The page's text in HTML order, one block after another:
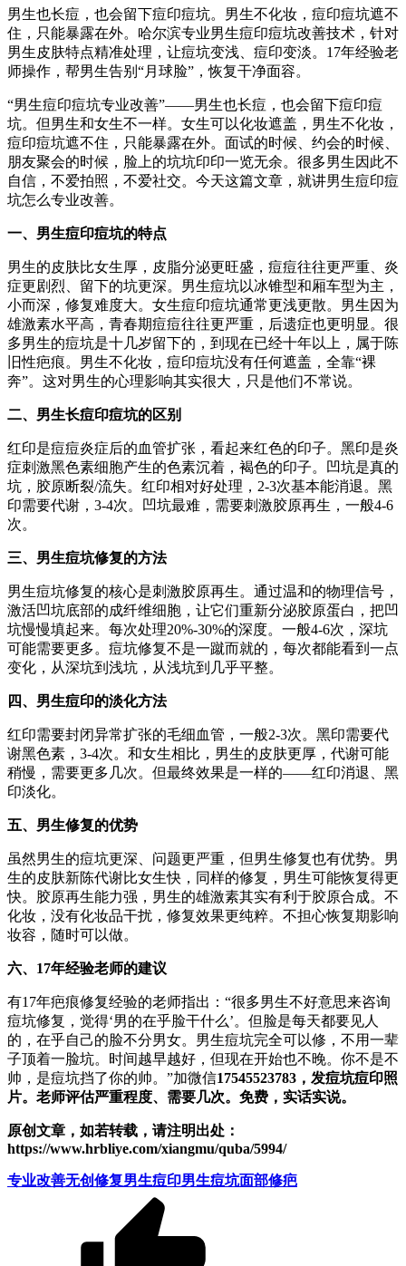
男生也长痘，也会留下痘印痘坑。男生不化妆，痘印痘坑遮不
住，只能暴露在外。哈尔滨专业男生痘印痘坑改善技术，针对
男生皮肤特点精准处理，让痘坑变浅、痘印变淡。17年经验老
师操作，帮男生告别“月球脸”，恢复干净面容。
“男生痘印痘坑专业改善”——男生也长痘，也会留下痘印痘
坑。但男生和女生不一样。女生可以化妆遮盖，男生不化妆，
痘印痘坑遮不住，只能暴露在外。面试的时候、约会的时候、
朋友聚会的时候，脸上的坑坑印印一览无余。很多男生因此不
自信，不爱拍照，不爱社交。今天这篇文章，就讲男生痘印痘
坑怎么专业改善。
一、男生痘印痘坑的特点
男生的皮肤比女生厚，皮脂分泌更旺盛，痘痘往往更严重、炎
症更剧烈、留下的坑更深。男生痘坑以冰锥型和厢车型为主，
小而深，修复难度大。女生痘印痘坑通常更浅更散。男生因为
雄激素水平高，青春期痘痘往往更严重，后遗症也更明显。很
多男生的痘坑是十几岁留下的，到现在已经十年以上，属于陈
旧性疤痕。男生不化妆，痘印痘坑没有任何遮盖，全靠“裸
奔”。这对男生的心理影响其实很大，只是他们不常说。
二、男生长痘印痘坑的区别
红印是痘痘炎症后的血管扩张，看起来红色的印子。黑印是炎
症刺激黑色素细胞产生的色素沉着，褐色的印子。凹坑是真的
坑，胶原断裂/流失。红印相对好处理，2-3次基本能消退。黑
印需要代谢，3-4次。凹坑最难，需要刺激胶原再生，一般4-6
次。
三、男生痘坑修复的方法
男生痘坑修复的核心是刺激胶原再生。通过温和的物理信号，
激活凹坑底部的成纤维细胞，让它们重新分泌胶原蛋白，把凹
坑慢慢填起来。每次处理20%-30%的深度。一般4-6次，深坑
可能需要更多。痘坑修复不是一蹴而就的，每次都能看到一点
变化，从深坑到浅坑，从浅坑到几乎平整。
四、男生痘印的淡化方法
红印需要封闭异常扩张的毛细血管，一般2-3次。黑印需要代
谢黑色素，3-4次。和女生相比，男生的皮肤更厚，代谢可能
稍慢，需要更多几次。但最终效果是一样的——红印消退、黑
印淡化。
五、男生修复的优势
虽然男生的痘坑更深、问题更严重，但男生修复也有优势。男
生的皮肤新陈代谢比女生快，同样的修复，男生可能恢复得更
快。胶原再生能力强，男生的雄激素其实有利于胶原合成。不
化妆，没有化妆品干扰，修复效果更纯粹。不担心恢复期影响
妆容，随时可以做。
六、17年经验老师的建议
有17年疤痕修复经验的老师指出：“很多男生不好意思来咨询
痘坑修复，觉得‘男的在乎脸干什么’。但脸是每天都要见人
的，在乎自己的脸不分男女。男生痘坑完全可以修，不用一辈
子顶着一脸坑。时间越早越好，但现在开始也不晚。你不是不
帅，是痘坑挡了你的帅。”加微信17545523783，发痘坑痘印照
片。老师评估严重程度、需要几次。免费，实话实说。
原创文章，如若转载，请注明出处：
https://www.hrbliye.com/xiangmu/quba/5994/
专业改善无创修复男生痘印男生痘坑面部修疤